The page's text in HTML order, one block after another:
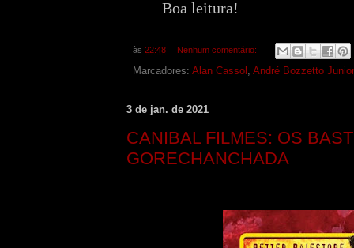
Boa leitura!
às 22:48 Nenhum comentário:
Marcadores: Alan Cassol André Bozzetto Junior
3 de jan. de 2021
CANIBAL FILMES: OS
GORECHANCHADA